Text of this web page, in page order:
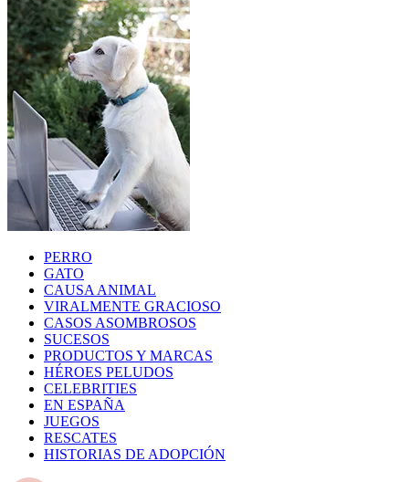
PERRO
GATO
CAUSA ANIMAL
VIRALMENTE GRACIOSO
CASOS ASOMBROSOS
SUCESOS
PRODUCTOS Y MARCAS
HÉROES PELUDOS
CELEBRITIES
EN ESPAÑA
JUEGOS
RESCATES
HISTORIAS DE ADOPCIÓN